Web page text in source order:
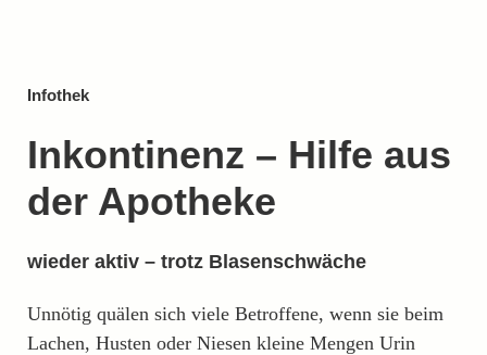
Infothek
Inkontinenz – Hilfe aus
der Apotheke
wieder aktiv – trotz Blasenschwäche
Unnötig quälen sich viele Betroffene, wenn sie beim
Lachen, Husten oder Niesen kleine Mengen Urin